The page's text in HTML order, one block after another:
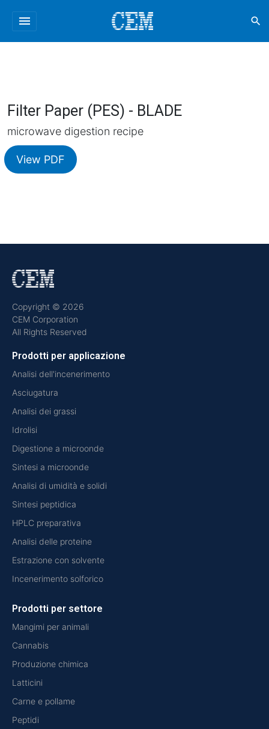
menu search
Filter Paper (PES) - BLADE
microwave digestion recipe
View PDF
Copyright © 2026
CEM Corporation
All Rights Reserved
Prodotti per applicazione
Analisi dell'incenerimento
Asciugatura
Analisi dei grassi
Idrolisi
Digestione a microonde
Sintesi a microonde
Analisi di umidità e solidi
Sintesi peptidica
HPLC preparativa
Analisi delle proteine
Estrazione con solvente
Incenerimento solforico
Prodotti per settore
Mangimi per animali
Cannabis
Produzione chimica
Latticini
Carne e pollame
Peptidi